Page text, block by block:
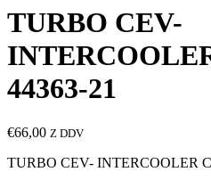
TURBO CEV-
44363-21
€66,00 Z DDV
TURBO CEV- INTERCOOLER